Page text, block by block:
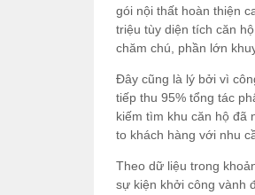
gói nội thất hoàn thiện
triệu tùy diện tích căn
chăm chú, phần lớn
Đây cũng là lý bởi vì
tiếp thu 95% tổng tác
kiếm tìm khu căn hộ đã
to khách hàng với nhu
Theo dữ liệu trong
sự kiện khởi công vành